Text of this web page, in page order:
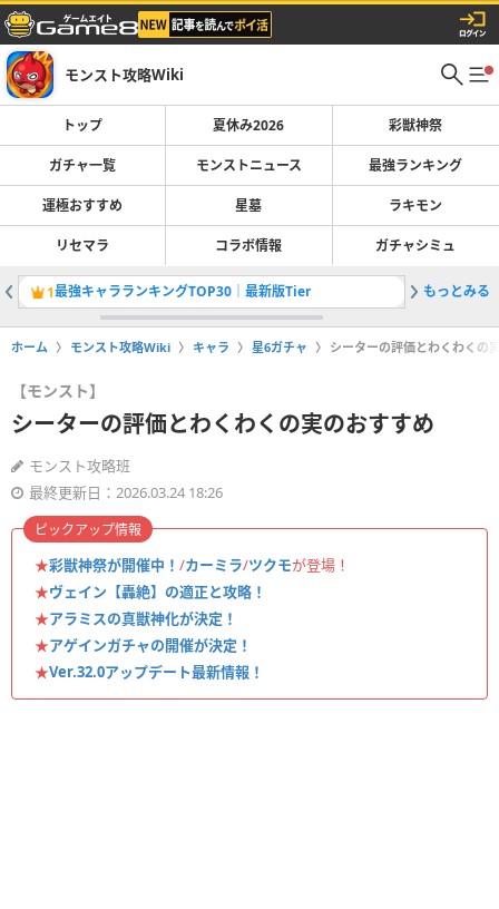
モンスト攻略Wiki
トップ 夏休み2026 彩獣神祭
ガチャ一覧 モンストニュース 最強ランキング
運極おすすめ 星墓 ラキモン
リセマラ コラボ情報 ガチャシミュ
1最強キャラランキングTOP30｜最新版Tier 2彩獣神
もっとみる
ホーム モンスト攻略Wiki キャラ 星6ガチャ シーターの評価とわくわくの
【モンスト】
シーターの評価とわくわくの実のおすすめ
モンスト攻略班
最終更新日：2026.03.24 18:26
★彩獣神祭が開催中！ /カーミラ/ツクモが登場！
★ヴェイン【轟絶】の適正と攻略！
★アラミスの真獣神化が決定！
★アゲインガチャの開催が決定！
★Ver.32.0アップデート最新情報！
ピックアップ情報